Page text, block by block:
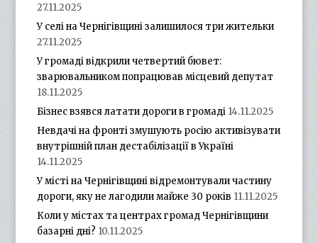
27.11.2025
У селі на Чернігівщині залишилося три жительки
27.11.2025
У громаді відкрили четвертий бювет:
зварювальником попрацював місцевий депутат
18.11.2025
Бізнес взявся латати дороги в громаді 14.11.2025
Невдачі на фронті змушують росію активізувати
внутрішній план дестабілізації в Україні
14.11.2025
У місті на Чернігівщині відремонтували частину
дороги, яку не лагодили майже 30 років 11.11.2025
Коли у містах та центрах громад Чернігівщини
базарні дні? 10.11.2025